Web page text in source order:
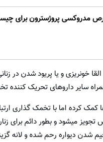
مدروکسی پروژسترون برای
خونریزی و یا پریود شدن در
سایر داروهای تحریک کننده
کمک کرده اما با تخمک گذاری
میشود و بطور دائم برای
شدن دیواره رحم شده و لانه